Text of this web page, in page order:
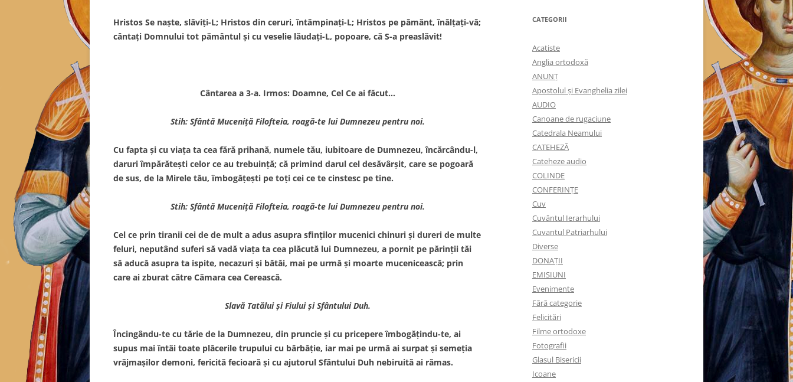
Hristos Se naşte, slăviţi-L; Hristos din ceruri, întâmpinaţi-L; Hristos pe pământ, înălţaţi-vă;
cântaţi Domnului tot pământul şi cu veselie lăudaţi-L, popoare, că S-a preaslăvit!
Cântarea a 3-a. Irmos: Doamne, Cel Ce ai făcut…
Stih: Sfântă Muceniţă Filofteia, roagă-te lui Dumnezeu pentru noi.
Cu fapta şi cu viaţa ta cea fără prihană, numele tău, iubitoare de Dumnezeu, încărcându-l,
daruri împărăteşti celor ce au trebuinţă; că primind darul cel desăvârşit, care se pogoară
de sus, de la Mirele tău, îmbogăţeşti pe toţi cei ce te cinstesc pe tine.
Stih: Sfântă Muceniţă Filofteia, roagă-te lui Dumnezeu pentru noi.
Cel ce prin tiranii cei de de mult a adus asupra sfinţilor mucenici chinuri şi dureri de multe
feluri, neputând suferi să vadă viaţa ta cea plăcută lui Dumnezeu, a pornit pe părinţii tăi
să aducă asupra ta ispite, necazuri şi bătăi, mai pe urmă şi moarte mucenicească; prin
care ai zburat către Cămara cea Cerească.
Slavă Tatălui şi Fiului şi Sfântului Duh.
Încingându-te cu tărie de la Dumnezeu, din pruncie şi cu pricepere îmbogăţindu-te, ai
supus mai întâi toate plăcerile trupului cu bărbăţie, iar mai pe urmă ai surpat şi semeţia
vrăjmaşilor demoni, fericită fecioară şi cu ajutorul Sfântului Duh nebiruită ai rămas.
CATEGORII
Acatiste
Anglia ortodoxă
ANUNŢ
Apostolul şi Evanghelia zilei
AUDIO
Canoane de rugaciune
Catedrala Neamului
CATEHEZĂ
Cateheze audio
COLINDE
CONFERINȚE
Cuv
Cuvântul Ierarhului
Cuvantul Patriarhului
Diverse
DONAȚII
EMISIUNI
Evenimente
Fără categorie
Felicitări
Filme ortodoxe
Fotografii
Glasul Bisericii
Icoane